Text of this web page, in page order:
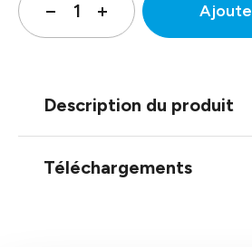
Description du produit
Téléchargements